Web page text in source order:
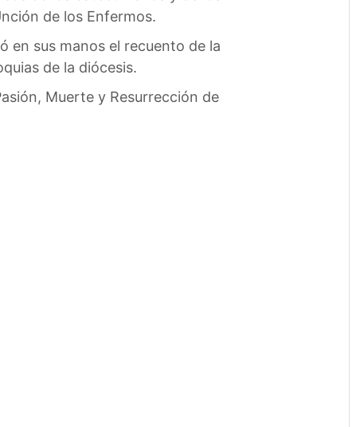
de los Enfermos.
en sus manos el recuento de la
de la diócesis.
Muerte y Resurrección de